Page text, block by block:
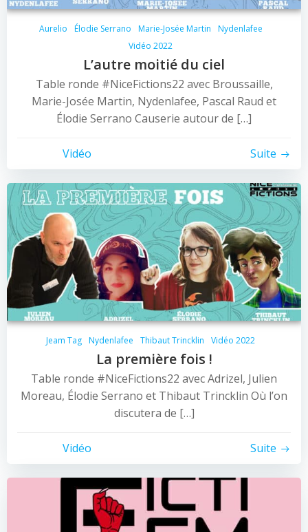
Aurelio Élodie Serrano Marie-Josée Martin
Nydenlafee
Vidéo 2022
L’autre moitié du ciel
Table ronde #NiceFictions22 avec Broussaille,
Marie-Josée Martin, Nydenlafee, Pascal Raud et
Élodie Serrano Causerie autour de […]
Vidéo Suite
Jeam Tag Nydenlafee Thibaut Trincklin Vidéo 2022
La première fois !
Table ronde #NiceFictions22 avec Adrizel, Julien
Moreau, Élodie Serrano et Thibaut Trincklin Où l’on
discutera de […]
Vidéo Suite